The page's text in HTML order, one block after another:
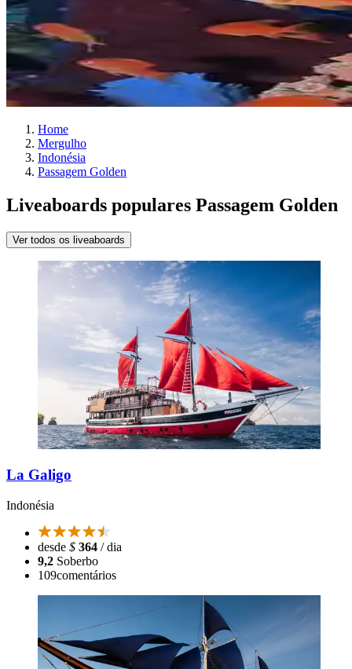
Home
Mergulho
Indonésia
Passagem Golden
Liveaboards populares Passagem Golden
Ver todos os liveaboards
La Galigo
Indonésia
desde $ 364 / dia
9,2 Soberbo
109comentários